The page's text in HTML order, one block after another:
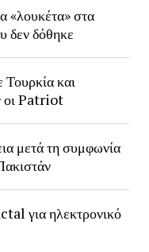
«λουκέτα» στα
δεν δόθηκε
και
οι Patriot
μετά τη συμφωνία
για ηλεκτρονικό